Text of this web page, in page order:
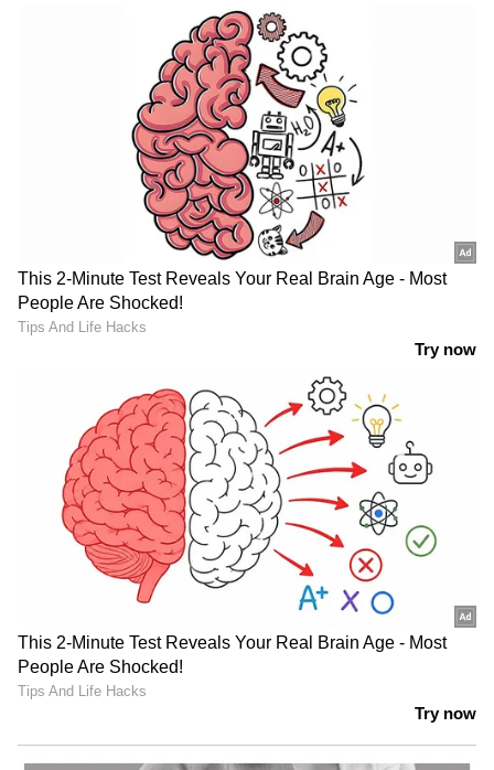
വമ്പൻ സാങ്കേതിക മികവോടെയും വൻ
ബഡ്ജറ്റോടെയും എത്തുന്ന ചിത്രം
മലയാളത്തിലെ തന്നെ മികച്ചൊരു ദൃശ്യ
വിസ്മയം തന്നെ ആകുമെന്നാണ് ഏവരും
പ്രതീക്ഷിക്കുന്നത്. ആൻ്റണി വർഗ്ഗീസ് പെപ്പെ
നായകനായെത്തുന്ന ചിത്രത്തിൽ
മലയാളത്തിൽ നിന്നുള്ളവരും പാൻ ഇന്ത്യൻ
താരങ്ങളും അടക്കം വലിയൊരു താരനിരയാണ്
താരങ്ങളായ സുനിൽ, കബീർ ദുഹാൻ സിങ്
എന്നിവരും ജഗദീഷ്, സിദ്ധിഖ്, ആൻസൺ
പോള്‍, രാജ് തിരൺദാസു, ഷോൺ ജോയ്
തുടങ്ങിയ ശ്രദ്ധേയ താരങ്ങളും റാപ്പർ ബേബി
ജീൻ, ഹനാൻ ഷാ, കിൽ താരം പാർത്ഥ് തീവാരി,
'ലോക' ഫെയിം ഷിബിൻ എസ്. രാഘവ്,
ഹിപ്സ്റ്റർ‍ പ്രണവ് രാജ്, കോൾ മീ വെനം തുടങ്ങി
നിരവധി താരങ്ങൾ ചിത്രത്തിലുണ്ട്.